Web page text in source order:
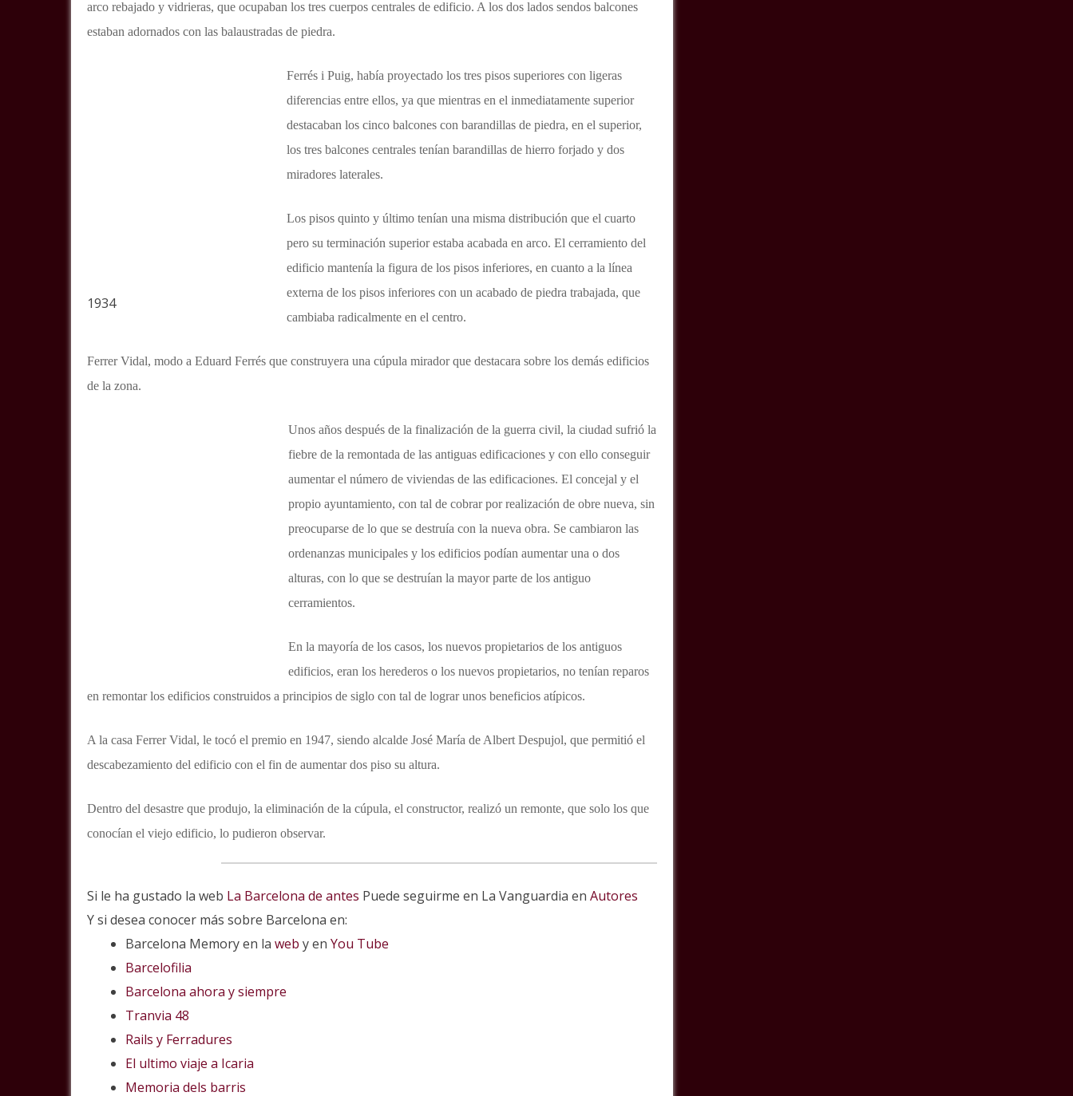
arco rebajado y vidrieras, que ocupaban los tres cuerpos centrales de edificio. A los dos lados sendos balcones
estaban adornados con las balaustradas de piedra.
1934
Ferrés i Puig, había proyectado los tres pisos superiores con ligeras
diferencias entre ellos, ya que mientras en el inmediatamente superior
destacaban los cinco balcones con barandillas de piedra, en el superior,
los tres balcones centrales tenían barandillas de hierro forjado y dos
miradores laterales.
Los pisos quinto y último tenían una misma distribución que el cuarto
pero su terminación superior estaba acabada en arco. El cerramiento del
edificio mantenía la figura de los pisos inferiores, en cuanto a la línea
externa de los pisos inferiores con un acabado de piedra trabajada, que
cambiaba radicalmente en el centro.
Ferrer Vidal, modo a Eduard Ferrés que construyera una cúpula mirador que destacara sobre los demás edificios
de la zona.
Unos años después de la finalización de la guerra civil, la ciudad sufrió la
fiebre de la remontada de las antiguas edificaciones y con ello conseguir
aumentar el número de viviendas de las edificaciones. El concejal y el
propio ayuntamiento, con tal de cobrar por realización de obre nueva, sin
preocuparse de lo que se destruía con la nueva obra. Se cambiaron las
ordenanzas municipales y los edificios podían aumentar una o dos
alturas, con lo que se destruían la mayor parte de los antiguo
cerramientos.
En la mayoría de los casos, los nuevos propietarios de los antiguos
edificios, eran los herederos o los nuevos propietarios, no tenían reparos
en remontar los edificios construidos a principios de siglo con tal de lograr unos beneficios atípicos.
A la casa Ferrer Vidal, le tocó el premio en 1947, siendo alcalde José María de Albert Despujol, que permitió el
descabezamiento del edificio con el fin de aumentar dos piso su altura.
Dentro del desastre que produjo, la eliminación de la cúpula, el constructor, realizó un remonte, que solo los que
conocían el viejo edificio, lo pudieron observar.
Si le ha gustado la web La Barcelona de antes Puede seguirme en La Vanguardia en Autores
Y si desea conocer más sobre Barcelona en:
Barcelona Memory en la web y en You Tube
Barcelofilia
Barcelona ahora y siempre
Tranvia 48
Rails y Ferradures
El ultimo viaje a Icaria
Memoria dels barris